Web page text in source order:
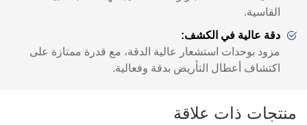
القاسية.
دقة عالية في الكشف:
مزود بوحدات استشعار عالية الدقة، مع قدرة ممتازة على
اكتشاف أعطال التأريض بدقة وفعالية.
منتجات ذات علاقة